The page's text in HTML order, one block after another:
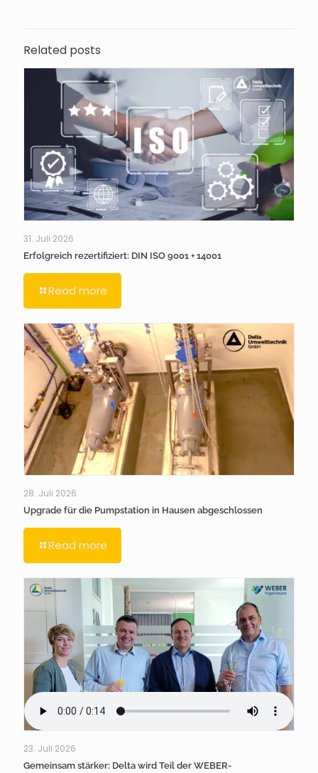
Related posts
31. Juli 2026
Erfolgreich rezertifiziert: DIN ISO 9001 + 14001
Read more
28. Juli 2026
Upgrade für die Pumpstation in Hausen abgeschlossen
Read more
23. Juli 2026
Gemeinsam stärker: Delta wird Teil der WEBER-